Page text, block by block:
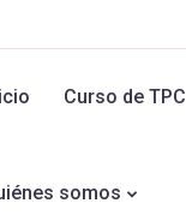
Curso de TPC
somos